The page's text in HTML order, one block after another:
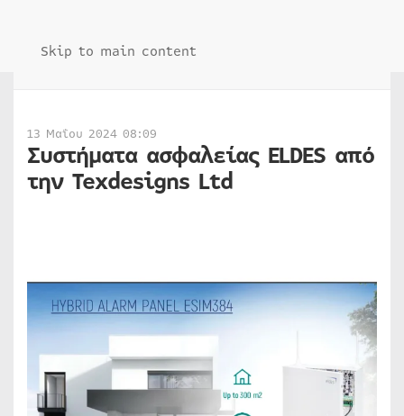
Skip to main content
13 Μαΐου 2024 08:09
Συστήματα ασφαλείας ELDES από
την Texdesigns Ltd